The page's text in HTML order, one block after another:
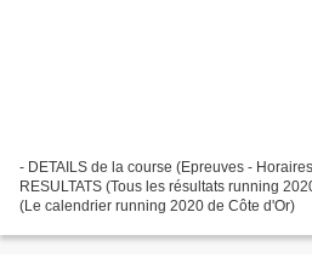
- DETAILS de la course (Epreuves -
RESULTATS (Tous les résultats running
(Le calendrier running 2020 de Côte d'Or)